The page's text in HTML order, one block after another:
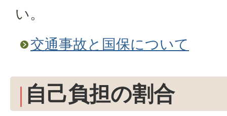
い。
交通事故と国保について
自己負担の割合